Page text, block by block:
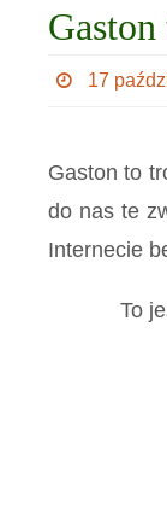
17
Gaston to
do nas te
Internecie
To jest